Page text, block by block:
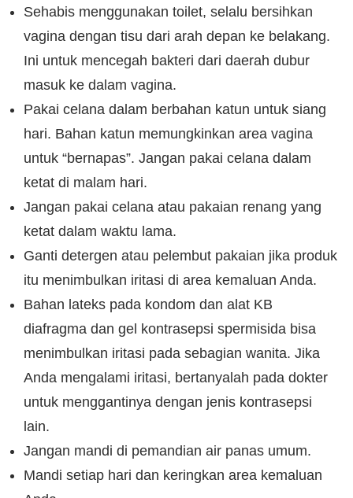
Sehabis menggunakan toilet, selalu bersihkan
vagina dengan tisu dari arah depan ke belakang.
Ini untuk mencegah bakteri dari daerah dubur
masuk ke dalam vagina.
Pakai celana dalam berbahan katun untuk siang
hari. Bahan katun memungkinkan area vagina
untuk “bernapas”. Jangan pakai celana dalam
ketat di malam hari.
Jangan pakai celana atau pakaian renang yang
ketat dalam waktu lama.
Ganti detergen atau pelembut pakaian jika produk
itu menimbulkan iritasi di area kemaluan Anda.
Bahan lateks pada kondom dan alat KB
diafragma dan gel kontrasepsi spermisida bisa
menimbulkan iritasi pada sebagian wanita. Jika
Anda mengalami iritasi, bertanyalah pada dokter
untuk menggantinya dengan jenis kontrasepsi
lain.
Jangan mandi di pemandian air panas umum.
Mandi setiap hari dan keringkan area kemaluan